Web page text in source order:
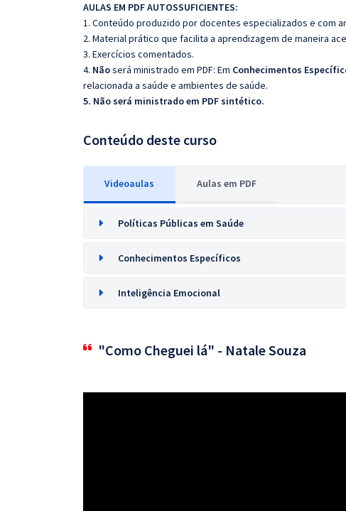
AULAS EM PDF AUTOSSUFICIENTES:
1. Conteúdo produzido por docentes especializados e com
2. Material prático que facilita a aprendizagem de maneira
3. Exercícios comentados.
4. Nãoserá ministrado em PDF: Em Conhecimentos
relacionada a saúde e ambientes de saúde.
5. Não será ministrado em PDF sintético.
Conteúdo deste curso
Videoaulas Aulas em PDF
Políticas Públicas em Saúde
Conhecimentos Específicos
Inteligência Emocional
"Como Cheguei lá" - Natale Souza